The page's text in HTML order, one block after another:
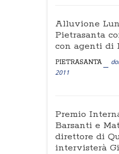
Alluvione
Pietrasanta
con agenti di
PIETRASANTA
2011
Premio
Barsanti e
direttore di
intervisterà